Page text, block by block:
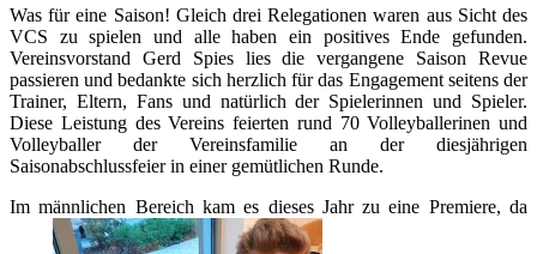
Was für eine Saison! Gleich drei Relegationen waren aus Sicht des
VCS zu spielen und alle haben ein positives Ende gefunden.
Vereinsvorstand Gerd Spies lies die vergangene Saison Revue
passieren und bedankte sich herzlich für das Engagement seitens der
Trainer, Eltern, Fans und natürlich der Spielerinnen und Spieler.
Diese Leistung des Vereins feierten rund 70 Volleyballerinen und
Volleyballer der Vereinsfamilie an der diesjährigen
Saisonabschlussfeier in einer gemütlichen Runde.
Im männlichen Bereich kam es dieses Jahr zu eine Premiere, da